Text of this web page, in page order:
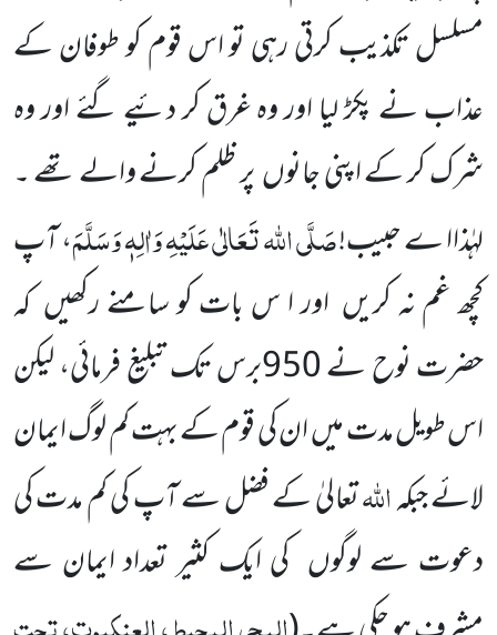
مسلسل تکذیب کرتی رہی تو اس قوم کو طوفان کے
عذاب نے پکڑ لیا اور وہ غرق کر دئیے گئے اور وہ
شرک کر کے اپنی جانوں پر ظلم کرنے والے تھے ۔
لہٰذاا ے حبیب!صَلَّی اللہ تَعَالٰی عَلَیْہِ وَاٰلِہٖ وَسَلَّمَ، آپ
کچھ غم نہ کریں اور ا س بات کو سامنے رکھیں کہ
حضرت نوح نے 950برس تک تبلیغ فرمائی، لیکن
اس طویل مدت میں ان کی قوم کے بہت کم لوگ ایمان
لائے جبکہاللہتعالیٰ کے فضل سے آپ کی کم مدت کی
دعوت سے لوگوں کی ایک کثیر تعداد ایمان سے